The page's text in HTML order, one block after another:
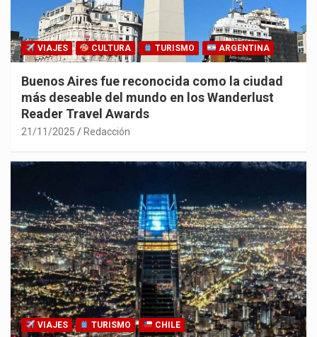
VIAJES CULTURA TURISMO ARGENTINA
Buenos Aires fue reconocida como la ciudad
más deseable del mundo en los Wanderlust
Reader Travel Awards
21/11/2025 Redacción
VIAJES TURISMO CHILE